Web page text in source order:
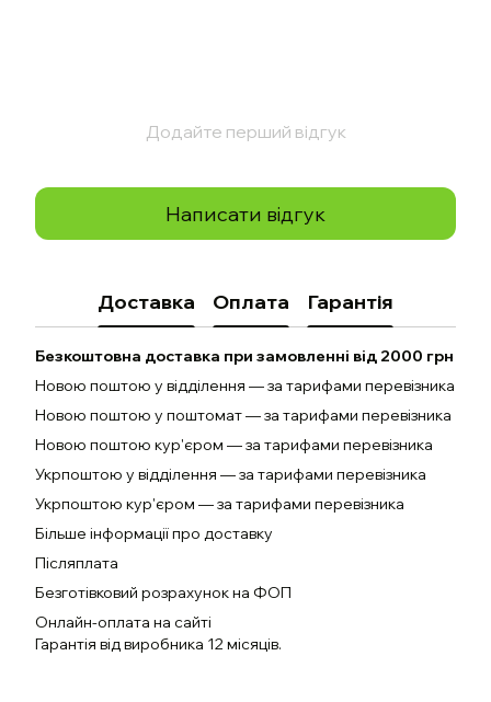
Додайте перший відгук
Написати відгук
Доставка Оплата Гарантія
Безкоштовна доставка при замовленні від 2000 грн
Новою поштою у відділення — за тарифами перевізника
Новою поштою у поштомат — за тарифами перевізника
Новою поштою кур'єром — за тарифами перевізника
Укрпоштою у відділення — за тарифами перевізника
Укрпоштою кур'єром — за тарифами перевізника
Більше інформації про доставку
Післяплата
Безготівковий розрахунок на ФОП
Онлайн-оплата на сайті
Гарантія від виробника 12 місяців.